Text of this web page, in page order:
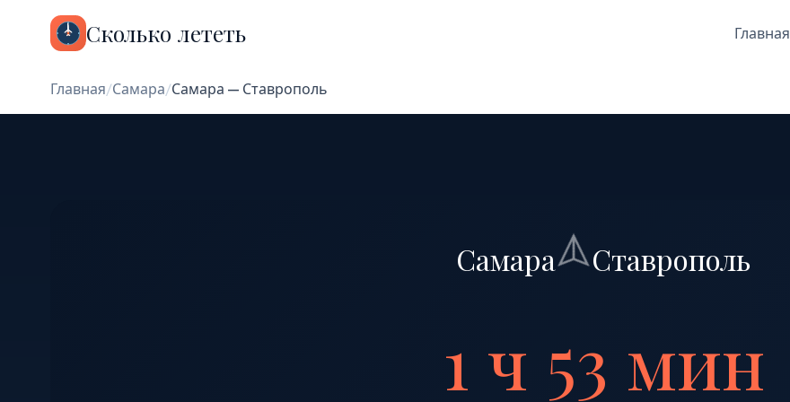
Сколько лететь Главная
Главная/Самара/Самара — Ставрополь
Самара Ставрополь
1 ч 53 мин